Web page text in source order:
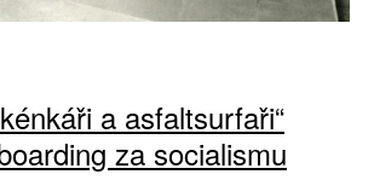
a asfaltsurfaři“
za socialismu